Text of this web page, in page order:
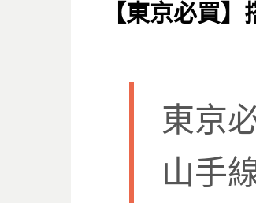
ON【東京必買
東京
山手